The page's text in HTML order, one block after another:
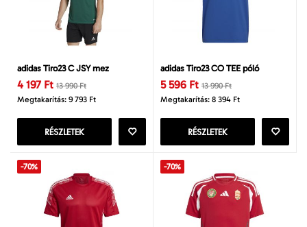
adidas Tiro23 C JSY mez
4 197 Ft 13 990 Ft
Megtakarítás: 9 793 Ft
RÉSZLETEK
adidas Tiro23 CO TEE póló
5 596 Ft 13 990 Ft
Megtakarítás: 8 394 Ft
RÉSZLETEK
-70% -70%